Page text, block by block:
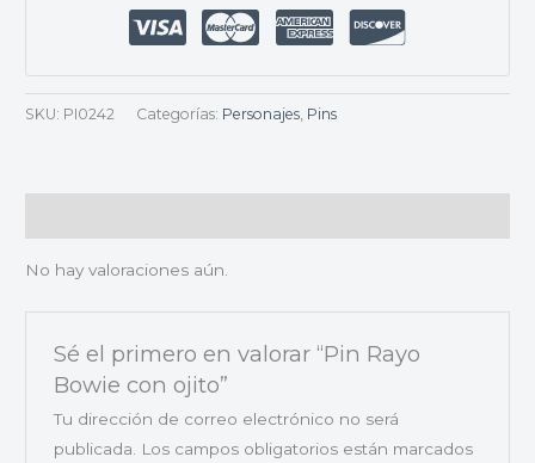
SKU: PI0242 Categorías: Personajes, Pins
No hay valoraciones aún.
Sé el primero en valorar “Pin Rayo
Bowie con ojito”
Tu dirección de correo electrónico no será
publicada.
Los campos obligatorios están marcados